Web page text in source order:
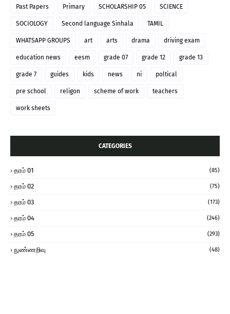
Past Papers Primary SCHOLARSHIP 05 SCIENCE
SOCIOLOGY Second language Sinhala TAMIL
WHATSAPP GROUPS art arts drama driving exam
education news eesm grade 07 grade 12 grade 13
grade 7 guides kids news ni poltical
pre school religon scheme of work teachers
work sheets
CATEGORIES
தரம் 01 (85)
தரம் 02 (75)
தரம் 03 (173)
தரம் 04 (246)
தரம் 05 (293)
நுண்ணறிவு (48)